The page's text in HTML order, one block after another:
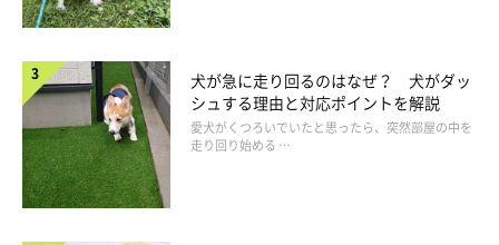
犬が急に走り回るのはなぜ？ 犬がダッ
シュする理由と対応ポイントを解説
愛犬がくつろいでいたと思ったら、突然部屋の中を
走り回り始める …